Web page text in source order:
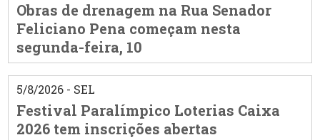
Obras de drenagem na Rua Senador
Feliciano Pena começam nesta
segunda-feira, 10
5/8/2026 - SEL
Festival Paralímpico Loterias Caixa
2026 tem inscrições abertas